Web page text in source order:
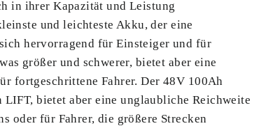
in ihrer Kapazität und Leistung
und leichteste Akku, der eine
hervorragend für Einsteiger und für
größer und schwerer, bietet aber eine
fortgeschrittene Fahrer. Der 48V 100Ah
bietet aber eine unglaubliche Reichweite
oder für Fahrer, die größere Strecken